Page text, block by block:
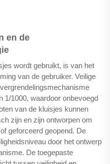
en de
wordt gebruikt, is van het
van de gebruiker. Veilige
1/1000, waardoor onbevoegd
van de kluisjes kunnen
zijn en zijn ontworpen om
geforceerd geopend. De
door het ontwerp
De toegepaste